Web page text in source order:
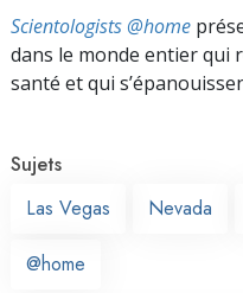
Scientologists @home
dans le monde entier qui
santé et qui
Sujets
Las Vegas
Nevada
@home